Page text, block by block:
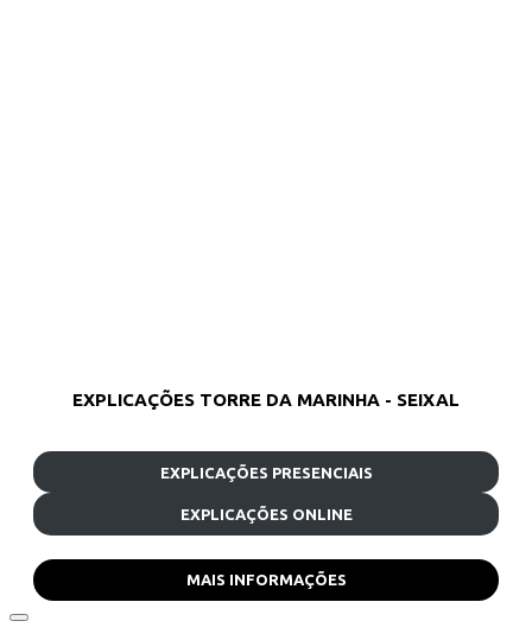
EXPLICAÇÕES TORRE DA MARINHA - SEIXAL
EXPLICAÇÕES PRESENCIAIS
EXPLICAÇÕES ONLINE
MAIS INFORMAÇÕES